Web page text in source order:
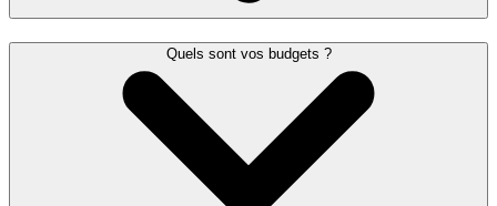
Quels sont vos budgets ?